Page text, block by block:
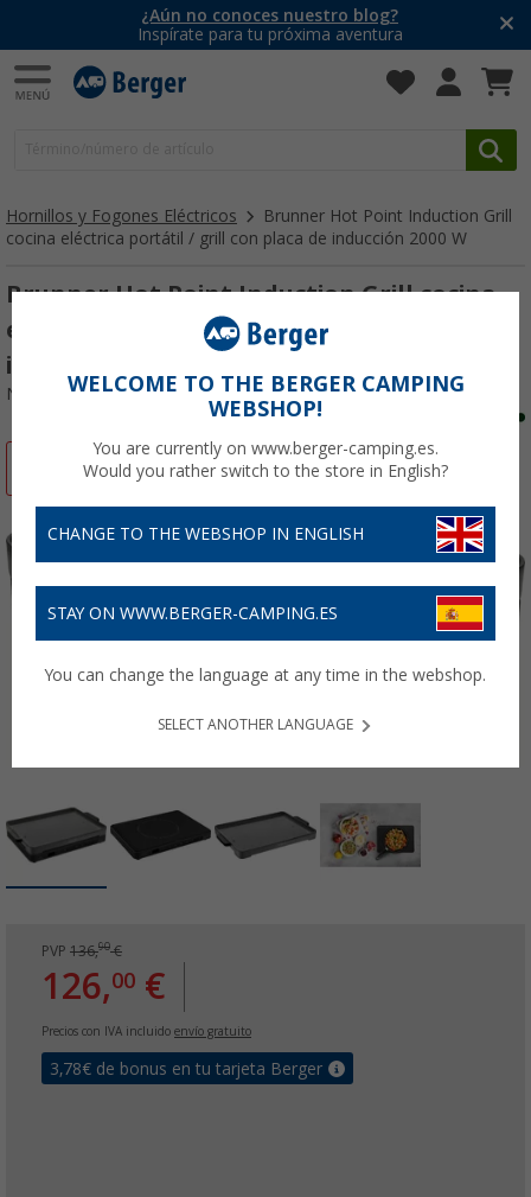
¿Aún no conoces nuestro blog?
Inspírate para tu próxima aventura
Hornillos y Fogones Eléctricos
Brunner Hot Point Induction Grill
cocina eléctrica portátil / grill con placa de inducción 2000 W
Brunner Hot Point Induction Grill cocina
eléctrica portátil / grill con placa de
inducción 2000 W
Nº de artículo 774164
PVP 136,90€
126,00 €
Precios con IVA incluido envío gratuito
3,78€ de bonus en tu tarjeta Berger
WELCOME TO THE BERGER CAMPING
WEBSHOP!
You are currently on www.berger-camping.es.
Would you rather switch to the store in English?
CHANGE TO THE WEBSHOP IN ENGLISH
STAY ON WWW.BERGER-CAMPING.ES
You can change the language at any time in the webshop.
SELECT ANOTHER LANGUAGE